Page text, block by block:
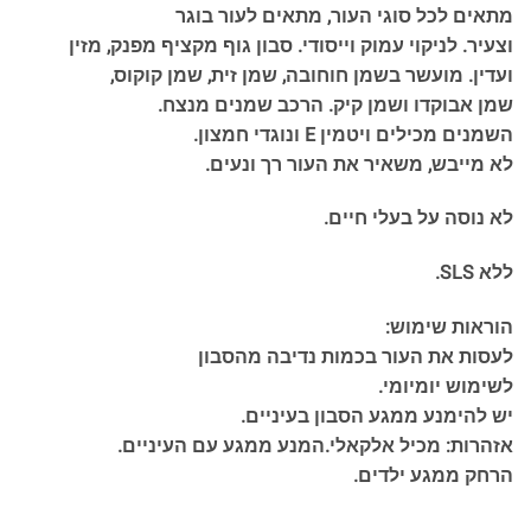
מתאים לכל סוגי העור, מתאים לעור בוגר
וצעיר. לניקוי עמוק וייסודי. סבון גוף מקציף מפנק, מזין
ועדין. מועשר בשמן חוחובה, שמן זית, שמן קוקוס,
שמן אבוקדו ושמן קיק. הרכב שמנים מנצח.
השמנים מכילים ויטמין E ונוגדי חמצון.
לא מייבש, משאיר את העור רך ונעים.
לא נוסה על בעלי חיים.
ללא SLS.
הוראות שימוש:
לעסות את העור בכמות נדיבה מהסבון
לשימוש יומיומי.
יש להימנע ממגע הסבון בעיניים.
אזהרות: מכיל אלקאלי.המנע ממגע עם העיניים.
הרחק ממגע ילדים.